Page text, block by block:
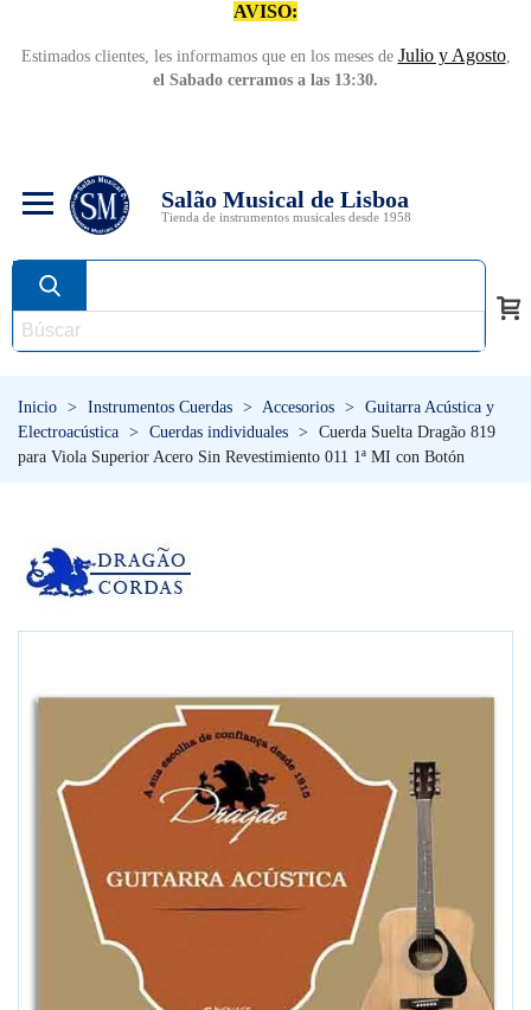
AVISO:
Estimados clientes, les informamos que en los meses de Julio y Agosto,
el Sabado cerramos a las 13:30.
Salão Musical de Lisboa
Tienda de instrumentos musicales desde 1958
Inicio > Instrumentos Cuerdas > Accesorios >
Guitarra Acústica y
Electroacústica > Cuerdas individuales >
Cuerda Suelta Dragão 819
para Viola Superior Acero Sin Revestimiento 011 1ª MI con Botón